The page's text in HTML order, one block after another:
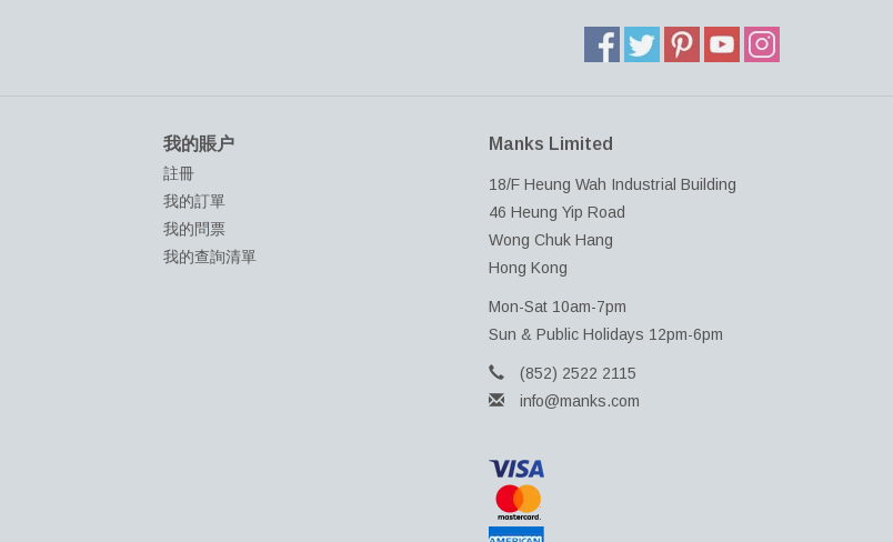
我的賬户
註冊
我的訂單
我的問票
我的查詢清單
Manks Limited
18/F Heung Wah Industrial Building
46 Heung Yip Road
Wong Chuk Hang
Hong Kong
Mon-Sat 10am-7pm
Sun & Public Holidays 12pm-6pm
(852) 2522 2115
info@manks.com